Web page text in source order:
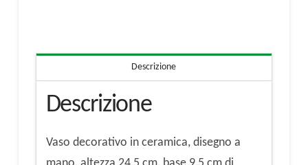
mano.
Descrizione
Descrizione
Vaso decorativo in ceramica, disegno a